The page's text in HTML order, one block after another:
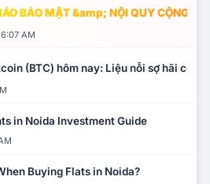
BẢO MẬT &amp; NỘI QUY CỘNG
AM
(BTC) hôm nay: Liệu nỗi sợ hãi có
in Noida Investment Guide
Buying Flats in Noida?